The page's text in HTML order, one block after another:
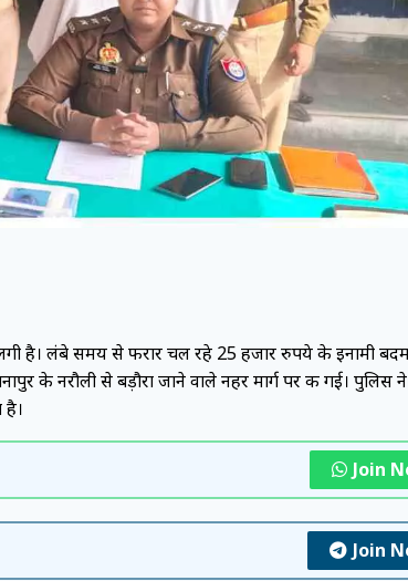
है। लंबे समय से फरार चल रहे 25 हजार रुपये के इनामी
के नरौली से बड़ौरा जाने वाले नहर मार्ग पर की गई। पुलिस ने
Join
Join